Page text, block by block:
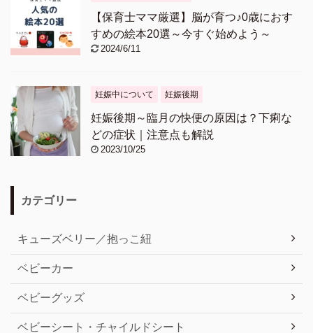
【保育士ママ厳選】脳が育つ♪0歳におす
すめの絵本20選～今すぐ始めよう～
2024/6/11
妊娠中について 妊娠後期
妊娠後期～臨月の快便の原因は？下痢な
どの症状｜注意点も解説
2023/10/25
カテゴリー
キューズベリー／抱っこ紐
ベビーカー
ベビーグッズ
ベビーシート・チャイルドシート